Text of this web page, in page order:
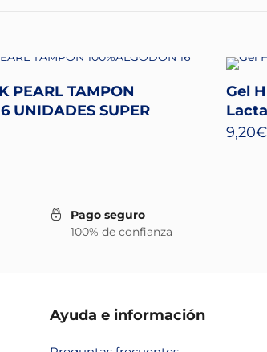
PEARL TAMPON
UNIDADES SUPER
Gel
9,20€
Pago seguro
100% de confianza
Ayuda e información